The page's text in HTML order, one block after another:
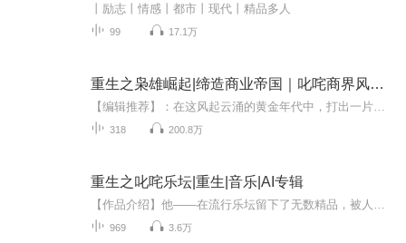
丨励志丨情感丨都市丨现代丨精品多人
99 17.1万
重生之枭雄崛起|缔造商业帝国｜叱咤商界风云爽文
318 200.8万
重生之叱咤乐坛|重生|音乐|AI专辑
969 3.6万